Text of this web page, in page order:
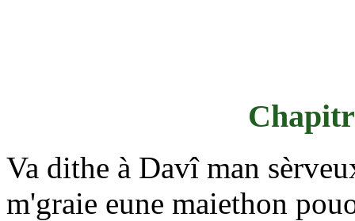
Va dithe à Davî man
m'graie eune maiethon